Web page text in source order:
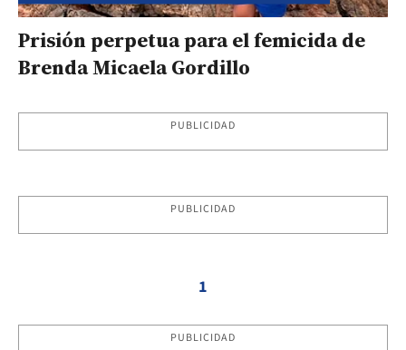
Prisión perpetua para el femicida de
Brenda Micaela Gordillo
PUBLICIDAD
PUBLICIDAD
1
PUBLICIDAD